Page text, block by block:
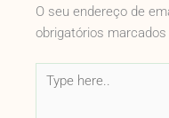
O seu endereço de
obrigatórios
Type